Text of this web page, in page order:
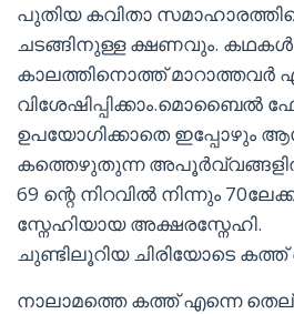
പുതിയ കവിതാ
ചടങ്ങിനുള്ള ക്ഷണവും.
കാലത്തിനൊത്ത് മാറാത്തവർ
വിശേഷിപ്പിക്കാം.മൊബൈൽ
ഉപയോഗിക്കാതെ ഇപ്പോഴും
കത്തെഴുതുന്ന
69 ന്റെ നിറവിൽ നിന്നും
സ്നേഹിയായ അക്ഷരസ്നേഹി.
ചുണ്ടിലൂറിയ ചിരിയോടെ കത്ത്
നാലാമത്തെ കത്ത് എന്നെ